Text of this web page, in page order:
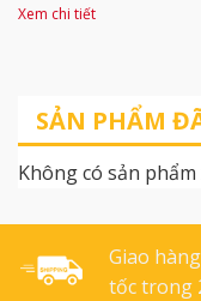
su hòa tan trên một
đến 180°C. Sản
mang lại nhiều ứng
hữu ích trong thực
đóng gói quà tặng,
phẩm nhẹ, [...]
Xem chi tiết
SẢN PHẨM
Không có sản
Giao
tốc trong